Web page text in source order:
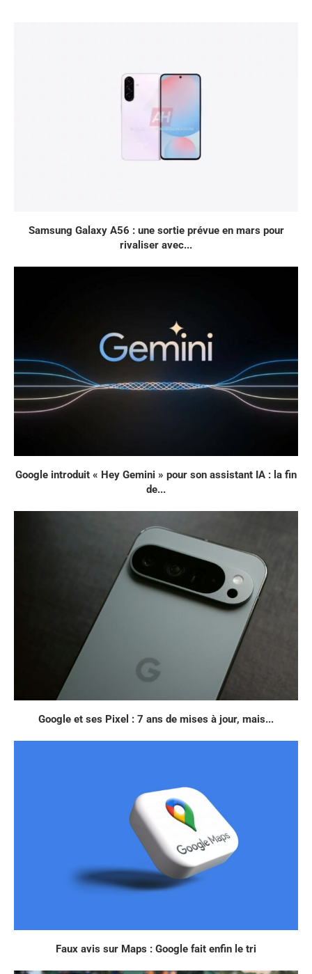
Samsung Galaxy A56 : une sortie prévue en mars pour
rivaliser avec...
Google introduit « Hey Gemini » pour son assistant IA : la fin
de...
Google et ses Pixel : 7 ans de mises à jour, mais...
Faux avis sur Maps : Google fait enfin le tri